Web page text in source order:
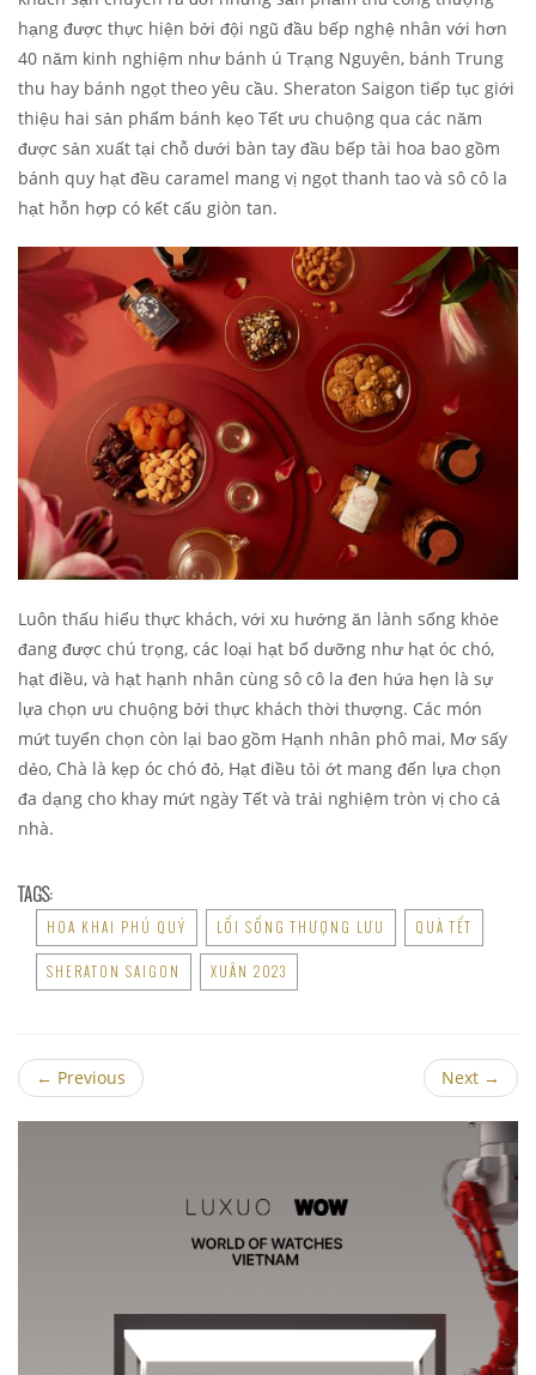
hạng được thực hiện bởi đội ngũ đầu bếp nghệ nhân với hơn
40 năm kinh nghiệm như bánh ú Trạng Nguyên, bánh Trung
thu hay bánh ngọt theo yêu cầu. Sheraton Saigon tiếp tục giới
thiệu hai sản phẩm bánh kẹo Tết ưu chuộng qua các năm
được sản xuất tại chỗ dưới bàn tay đầu bếp tài hoa bao gồm
bánh quy hạt đều caramel mang vị ngọt thanh tao và sô cô la
hạt hỗn hợp có kết cấu giòn tan.
Luôn thấu hiểu thực khách, với xu hướng ăn lành sống khỏe
đang được chú trọng, các loại hạt bổ dưỡng như hạt óc chó,
hạt điều, và hạt hạnh nhân cùng sô cô la đen hứa hẹn là sự
lựa chọn ưu chuộng bởi thực khách thời thượng. Các món
mứt tuyển chọn còn lại bao gồm Hạnh nhân phô mai, Mơ sấy
dẻo, Chà là kẹp óc chó đỏ, Hạt điều tỏi ớt mang đến lựa chọn
đa dạng cho khay mứt ngày Tết và trải nghiệm tròn vị cho cả
nhà.
TAGS:
HOA KHAI PHÚ QUÝ LỐI SỐNG THƯỢNG LƯU QUÀ TẾT
SHERATON SAIGON XUÂN 2023
← Previous Next →